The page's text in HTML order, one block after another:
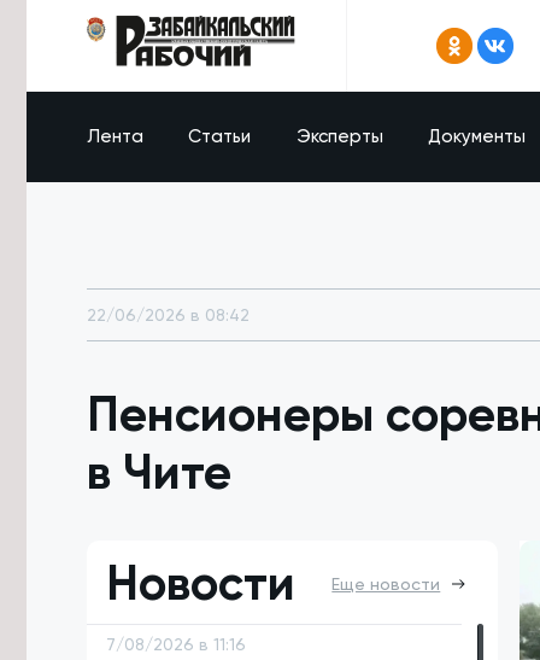
Лента Статьи Эксперты Документы
22/06/2026 в 08:42
Пенсионеры
в Чите
Новости
Еще новости
7/08/2026 в 11:16